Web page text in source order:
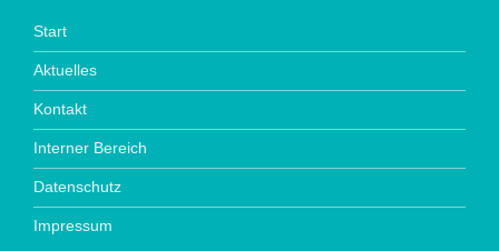
Start
Aktuelles
Kontakt
Interner Bereich
Datenschutz
Impressum